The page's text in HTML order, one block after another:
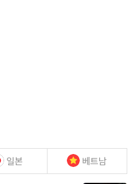
일본 베트남